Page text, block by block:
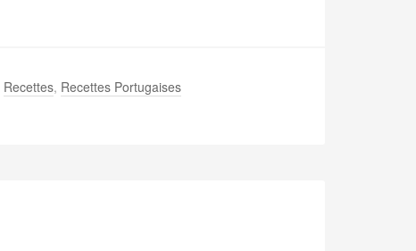
Recettes, Recettes Portugaises